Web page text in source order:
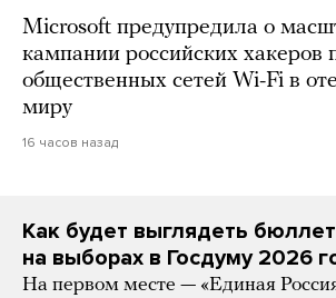
Microsoft предупредила о
кампании российских хакеров
общественных сетей Wi-Fi в
миру
16 часов назад
Как будет выглядеть
на выборах в Госдуму 2026
На первом месте — «Единая